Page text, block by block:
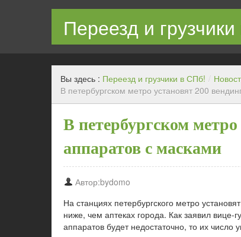
Переезд и
Квартирный переезд с грузчиками в СПб
Вы здесь : Переезд и грузчики в СПб! /
В петербургском метро установят 200
В петербургском
аппаратов c масками
Автор:bydomo
На станциях петербургского метро
ниже, чем аптеках города. Как заявил вице-
аппаратов будет недостаточно, то их число